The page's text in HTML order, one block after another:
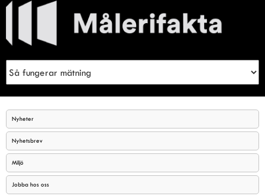
Meny
Nyheter
Nyhetsbrev
Miljö
Jobba hos oss
Sök